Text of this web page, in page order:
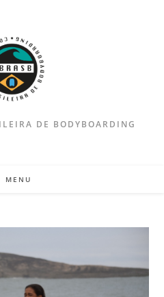
DE BODYBOARDING
MENU